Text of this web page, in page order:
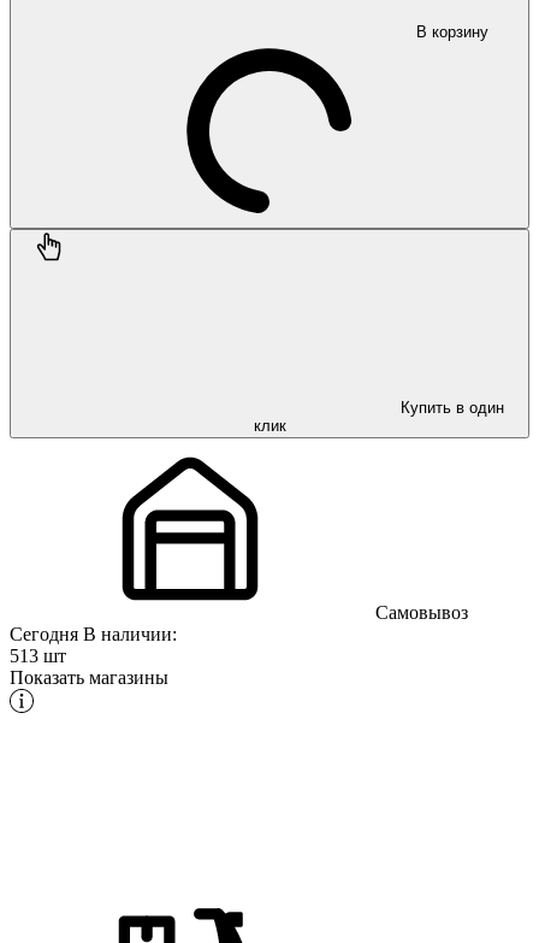
В корзину
Купить в один
клик
Самовывоз
Сегодня В наличии:
513 шт
Показать магазины